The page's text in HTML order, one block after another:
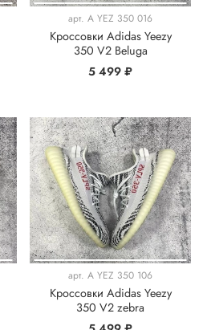
арт. A YEZ 350 016
Кроссовки Adidas Yeezy
350 V2 Beluga
5 499 ₽
арт. A YEZ 350 106
Кроссовки Adidas Yeezy
350 V2 zebra